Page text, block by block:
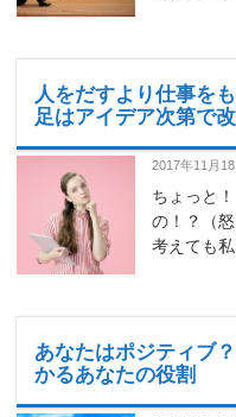
人をだすより仕事
足はアイデア次第で
2017年11月18
ちょっと
の！？（
考えても
あなたはポジティブ
かるあなたの役割